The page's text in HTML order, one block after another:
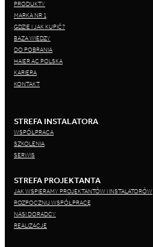
PRODUKTY
MARKA NR 1
GDZIE I JAK KUPIĆ?
BAZA WIEDZY
DO POBRANIA
HAIER AC POLSKA
KARIERA
KONTAKT
STREFA INSTALATORA
WSPÓŁPRACA
SZKOLENIA
SERWIS
STREFA PROJEKTANTA
JAK WSPIERAMY PROJEKTANTÓW I INSTALATORÓW
ROZPOCZNIJ WSPÓŁPRACĘ
NASI DORADCY
REALIZACJE